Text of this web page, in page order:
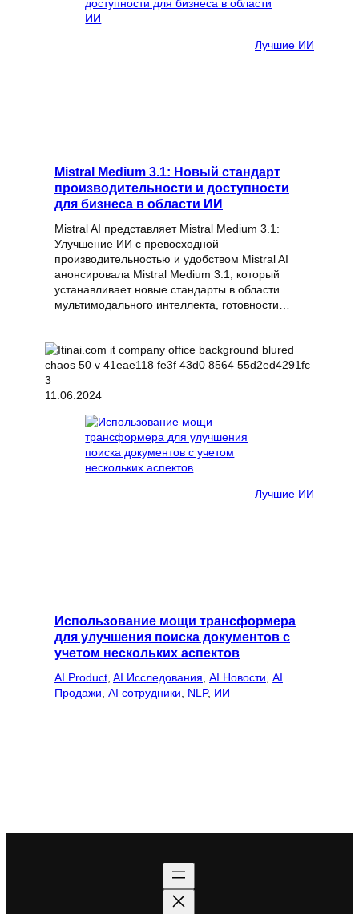
Лучшие ИИ
Mistral Medium 3.1: Новый стандарт
производительности и доступности
для бизнеса в области ИИ
Mistral AI представляет Mistral Medium 3.1:
Улучшение ИИ с превосходной
производительностью и удобством Mistral AI
анонсировала Mistral Medium 3.1, который
устанавливает новые стандарты в области
мультимодального интеллекта, готовности…
11.06.2024
Лучшие ИИ
Использование мощи трансформера
для улучшения поиска документов с
учетом нескольких аспектов
AI Product AI Исследования AI Новости AI
Продажи AI сотрудники NLP, ИИ